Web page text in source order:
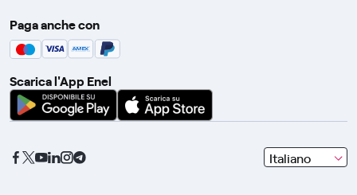
Enel Group
Enel Green Power
Global Procurement
Gridspertise
Paga anche con
Scarica l'App Enel
Italiano
seleziona
una